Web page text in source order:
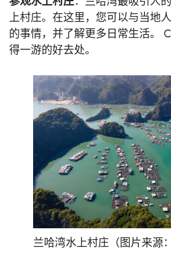
上村庄。在这里，您可以与当地
的事情，并了解更多日常生活。
得一游的好去处。
兰哈湾水上村庄（图片来源